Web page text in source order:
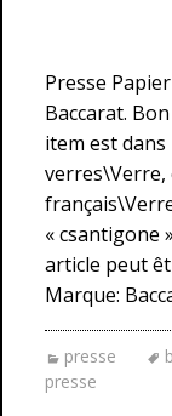
Presse
Baccarat.
item est dans
verres\Verre,
« csantigone
article peut
Marque:
presse
presse